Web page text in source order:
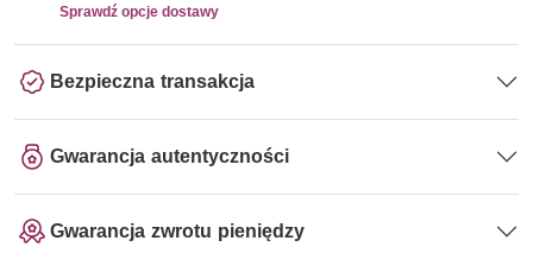
Sprawdź opcje dostawy
Bezpieczna transakcja
Gwarancja autentyczności
Gwarancja zwrotu pieniędzy